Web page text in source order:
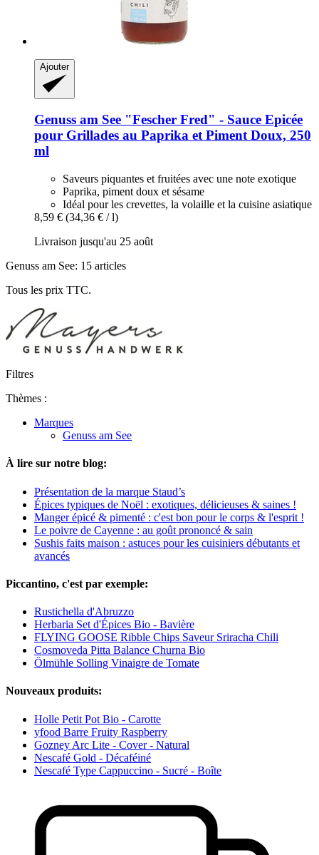
Ajouter
Genuss am See "Fescher Fred" -​ Sauce Epicée
pour Grillades au Paprika et Piment Doux, 250
ml
Saveurs piquantes et fruitées avec une note exotique
Paprika, piment doux et sésame
Idéal pour les crevettes, la volaille et la cuisine asiatique
8,59 € (34,36 € / l)
Livraison jusqu'au 25 août
Genuss am See: 15 articles
Tous les prix TTC.
Filtres
Thèmes :
Marques
Genuss am See
À lire sur notre blog:
Présentation de la marque Staud’s
Épices typiques de Noël : exotiques, délicieuses & saines !
Manger épicé & pimenté : c'est bon pour le corps & l'esprit !
Le poivre de Cayenne : au goût prononcé & sain
Sushis faits maison : astuces pour les cuisiniers débutants et
avancés
Piccantino, c'est par exemple:
Rustichella d'Abruzzo
Herbaria Set d'Épices Bio - Bavière
FLYING GOOSE Ribble Chips Saveur Sriracha Chili
Cosmoveda Pitta Balance Churna Bio
Ölmühle Solling Vinaigre de Tomate
Nouveaux produits:
Holle Petit Pot Bio - Carotte
yfood Barre Fruity Raspberry
Gozney Arc Lite - Cover - Natural
Nescafé Gold - Décaféiné
Nescafé Type Cappuccino - Sucré - Boîte